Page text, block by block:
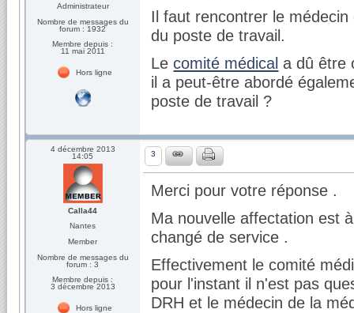
Administrateur
Nombre de messages du
forum : 1932
Membre depuis :
11 mai 2011
Hors ligne
Il faut rencontrer le
du poste de travail.
Lecomité médical a dû être
il a peut-être abordé
poste de travail ?
4 décembre 2013
14:05
Calla44
Nantes
Member
Nombre de messages du
forum : 3
Membre depuis :
3 décembre 2013
Hors ligne
3
Merci pour votre réponse .
Ma nouvelle affectation est
changé de service .
Effectivement le comité
pour l'instant il n'est pas
DRH et le médecin de la